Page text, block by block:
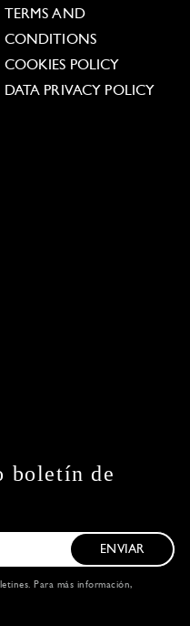
TERMS AND
CONDITIONS
COOKIES POLICY
DATA PRIVACY POLICY
boletín de
ENVIAR
Para más información,